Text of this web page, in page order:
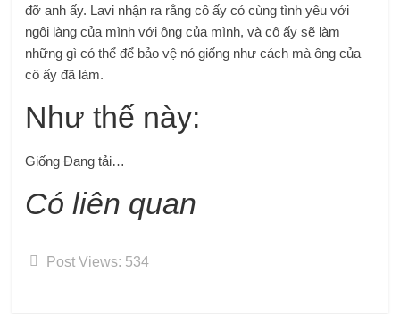
đỡ anh ấy. Lavi nhận ra rằng cô ấy có cùng tình yêu với
ngôi làng của mình với ông của mình, và cô ấy sẽ làm
những gì có thể để bảo vệ nó giống như cách mà ông của
cô ấy đã làm.
Như thế này:
Giống Đang tải…
Có liên quan
Post Views: 534